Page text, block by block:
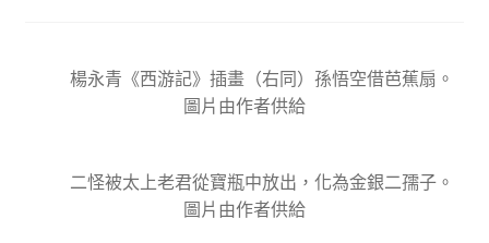
楊永青《西游記》插畫（右同）孫悟空借芭蕉扇。
圖片由作者供給
二怪被太上老君從寶瓶中放出，化為金銀二孺子。
圖片由作者供給